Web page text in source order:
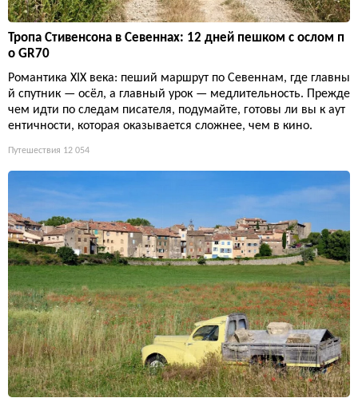
Тропа Стивенсона в Севеннах: 12 дней пешком с ослом п
о GR70
Романтика XIX века: пеший маршрут по Севеннам, где главны
й спутник — осёл, а главный урок — медлительность. Прежде
чем идти по следам писателя, подумайте, готовы ли вы к аут
ентичности, которая оказывается сложнее, чем в кино.
Путешествия 12 054